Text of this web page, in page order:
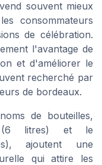
souvent mieux
consommateurs
de célébration.
l'avantage de
et d'améliorer le
recherché par
de bordeaux.
de bouteilles,
litres) et le
ajoutent une
qui attire les